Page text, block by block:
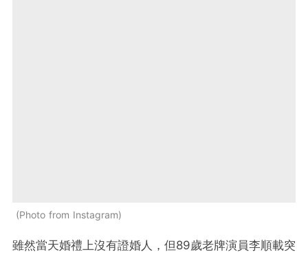
Photo from Instagram
雖然當天婚禮上沒有證婚人，但89歲老牌演員李順載突